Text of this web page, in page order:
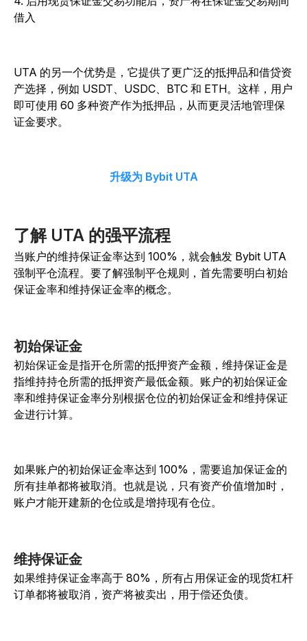
借入
UTA 的另一个优势是，它提供了更广泛的抵押品和借贷资
产选择，例如 USDT、USDC、BTC 和 ETH。这样，用户
即可使用 60 多种资产作为抵押品，从而更灵活地管理保
证金要求。
升级为 Bybit UTA
了解 UTA 的强平流程
当账户的维持保证金率达到 100%，就会触发 Bybit UTA
强制平仓流程。要了解强制平仓规则，首先需要明白初始
保证金率和维持保证金率的概念。
初始保证金
初始保证金是指开仓所需的抵押资产金额，维持保证金是
指维持持仓所需的抵押资产最低金额。账户的初始保证金
率和维持保证金率分别根据仓位的初始保证金和维持保证
金进行计算。
如果账户的初始保证金率达到 100%，需要追加保证金的
所有挂单都将被取消。也就是说，只有资产价值增加时，
账户才能开建新的仓位或是增持现有仓位。
维持保证金
如果维持保证金率高于 80%，所有占用保证金的现货杠杆
订单都将被取消，资产将被卖出，用于偿还负债。